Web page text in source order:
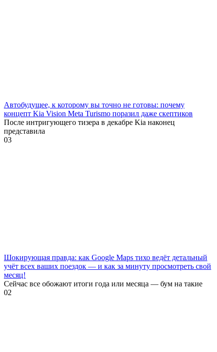
Автобудущее, к которому вы точно не готовы: почему
концепт Kia Vision Meta Turismo поразил даже скептиков
После интригующего тизера в декабре Kia наконец
представила
03
Шокирующая правда: как Google Maps тихо ведёт детальный
учёт всех ваших поездок — и как за минуту просмотреть свой
месяц!
Сейчас все обожают итоги года или месяца — бум на такие
02